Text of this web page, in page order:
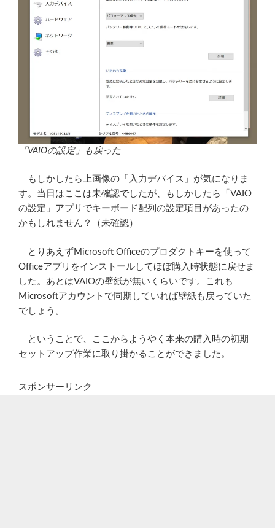
「VAIOの設定」も戻った
もしかしたら上画像の「入力デバイス」が気になりま
す。当日はここは未確認でしたが、もしかしたら「VAIO
の設定」アプリでキーボード配列の設定項目があったの
かもしれません？（未確認）
とりあえずMicrosoft Officeのプロダクトキーを使って
Officeアプリをインストールしてほぼ購入時状態に戻せま
した。あとはVAIOの壁紙が無いくらいです。これも
Microsoftアカウントで同期していれば壁紙も戻っていた
でしょう。
ということで、ここからようやく本来の購入時の初期
セットアップ作業に取り掛かることができました。
スポンサーリンク